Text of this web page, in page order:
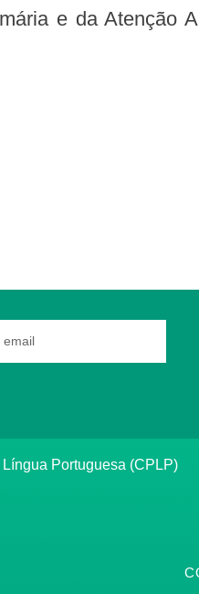
e da Atenção
Língua Portuguesa (CPLP)